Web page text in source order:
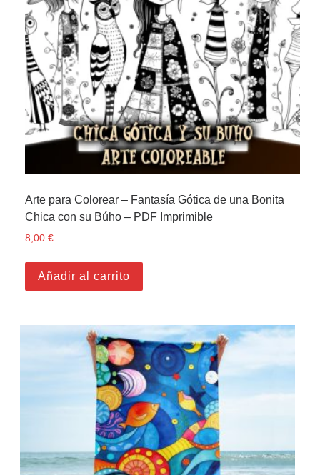
Arte para Colorear – Fantasía Gótica de una Bonita
Chica con su Búho – PDF Imprimible
8,00€
Añadir al carrito